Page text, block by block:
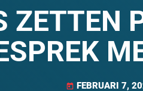
ZETTEN
today FEBRUARI 7,